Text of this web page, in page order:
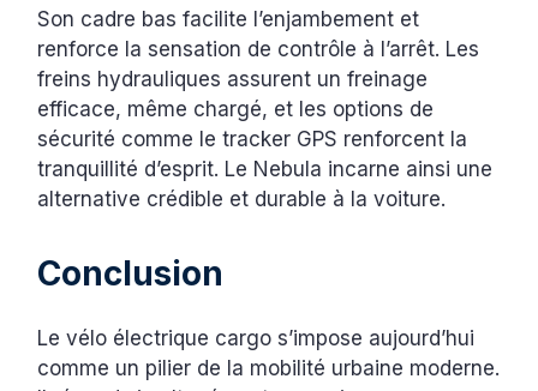
Son cadre bas facilite l’enjambement et
renforce la sensation de contrôle à l’arrêt. Les
freins hydrauliques assurent un freinage
efficace, même chargé, et les options de
sécurité comme le tracker GPS renforcent la
tranquillité d’esprit. Le Nebula incarne ainsi une
alternative crédible et durable à la voiture.
Conclusion
Le vélo électrique cargo s’impose aujourd’hui
comme un pilier de la mobilité urbaine moderne.